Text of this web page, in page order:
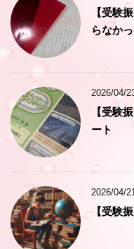
【受験
らなか
2026/04/
【受験
ート
2026/04/
【受験